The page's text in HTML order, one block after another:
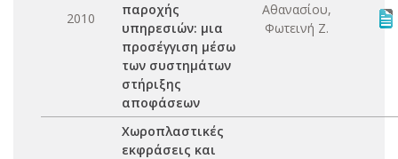
2010
παροχής
υπηρεσιών: μια
προσέγγιση μέσω
των συστημάτων
στήριξης
αποφάσεων
Αθανασίου,
Φωτεινή Ζ.
Χωροπλαστικές
εκφράσεις και